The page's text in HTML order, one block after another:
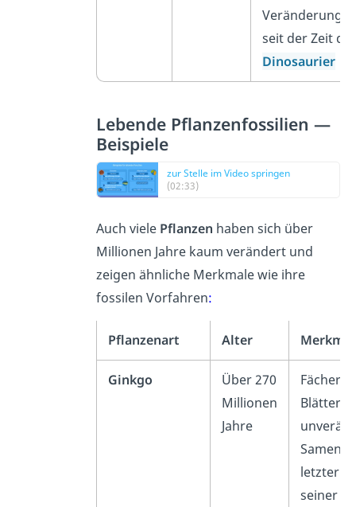
Veränderung
seit der Zeit
Dinosaurier
Lebende Pflanzenfossilien —
Beispiele
zur Stelle im Video springen
(02:33)
Auch viele Pflanzen haben sich über
Millionen Jahre kaum verändert und
zeigen ähnliche Merkmale wie ihre
fossilen Vorfahren:
Pflanzenart Alter
Ginkgo
Über 270
Millionen
Jahre
Blätter,
letzter
seiner